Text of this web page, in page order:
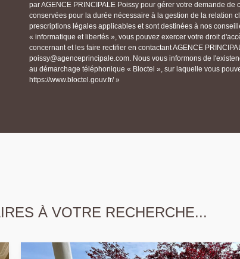
par AGENCE PRINCIPALE Poissy pour gérer votre demande de
conservées pour la durée nécessaire à la gestion de la relation
prescriptions légales applicables et sont destinées à nos
« informatique et libertés », vous pouvez exercer votre droit
concernant et les faire rectifier en contactant AGENCE
poissy@agenceprincipale.com. Nous vous informons de
au démarchage téléphonique « Bloctel », sur laquelle vous
https://www.bloctel.gouv.fr/ »
À VOTRE RECHERCHE...